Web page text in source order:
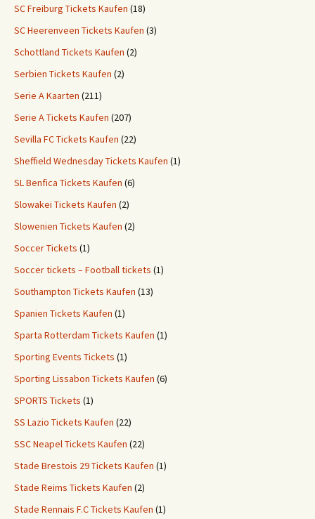
SC Freiburg Tickets Kaufen (18)
SC Heerenveen Tickets Kaufen (3)
Schottland Tickets Kaufen (2)
Serbien Tickets Kaufen (2)
Serie A Kaarten (211)
Serie A Tickets Kaufen (207)
Sevilla FC Tickets Kaufen (22)
Sheffield Wednesday Tickets Kaufen (1)
SL Benfica Tickets Kaufen (6)
Slowakei Tickets Kaufen (2)
Slowenien Tickets Kaufen (2)
Soccer Tickets (1)
Soccer tickets – Football tickets (1)
Southampton Tickets Kaufen (13)
Spanien Tickets Kaufen (1)
Sparta Rotterdam Tickets Kaufen (1)
Sporting Events Tickets (1)
Sporting Lissabon Tickets Kaufen (6)
SPORTS Tickets (1)
SS Lazio Tickets Kaufen (22)
SSC Neapel Tickets Kaufen (22)
Stade Brestois 29 Tickets Kaufen (1)
Stade Reims Tickets Kaufen (2)
Stade Rennais F.C Tickets Kaufen (1)